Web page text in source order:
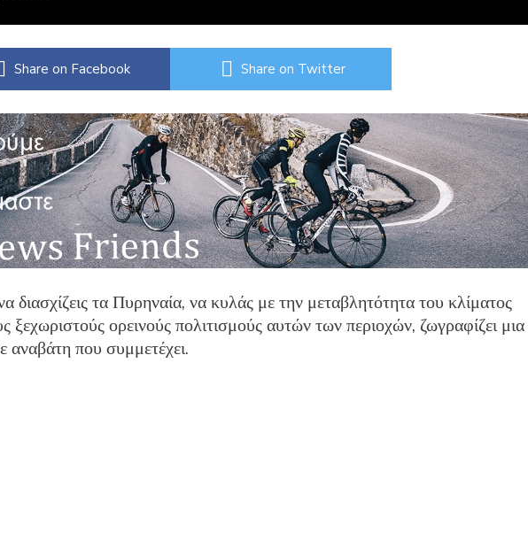
Share on Facebook Share on Twitter
διασχίζεις τα Πυρηναία, να κυλάς με την μεταβλητότητα του κλίματος
ξεχωριστούς ορεινούς πολιτισμούς αυτών των περιοχών, ζωγραφίζει μια
αναβάτη που συμμετέχει.